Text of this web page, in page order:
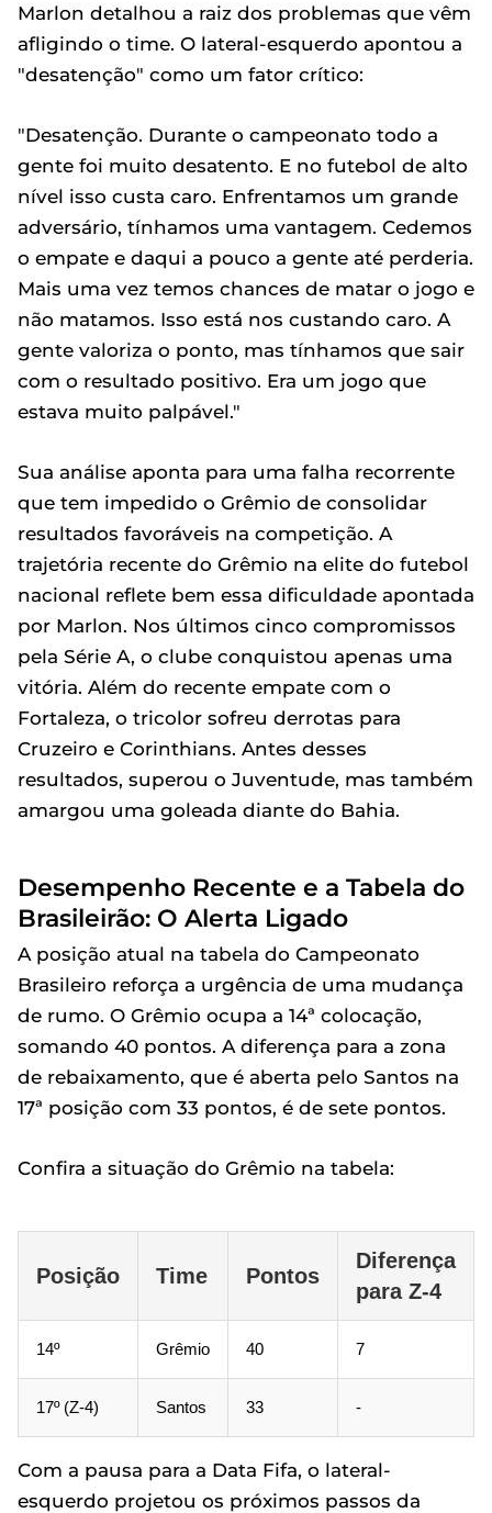
Marlon detalhou a raiz dos problemas que vêm
afligindo o time. O lateral-esquerdo apontou a
"desatenção" como um fator crítico:
"Desatenção. Durante o campeonato todo a
gente foi muito desatento. E no futebol de alto
nível isso custa caro. Enfrentamos um grande
adversário, tínhamos uma vantagem. Cedemos
o empate e daqui a pouco a gente até perderia.
Mais uma vez temos chances de matar o jogo e
não matamos. Isso está nos custando caro. A
gente valoriza o ponto, mas tínhamos que sair
com o resultado positivo. Era um jogo que
estava muito palpável."
Sua análise aponta para uma falha recorrente
que tem impedido o Grêmio de consolidar
resultados favoráveis na competição. A
trajetória recente do Grêmio na elite do futebol
nacional reflete bem essa dificuldade apontada
por Marlon. Nos últimos cinco compromissos
pela Série A, o clube conquistou apenas uma
vitória. Além do recente empate com o
Fortaleza, o tricolor sofreu derrotas para
Cruzeiro e Corinthians. Antes desses
resultados, superou o Juventude, mas também
amargou uma goleada diante do Bahia.
Desempenho Recente e a Tabela do
Brasileirão: O Alerta Ligado
A posição atual na tabela do Campeonato
Brasileiro reforça a urgência de uma mudança
de rumo. O Grêmio ocupa a 14ª colocação,
somando 40 pontos. A diferença para a zona
de rebaixamento, que é aberta pelo Santos na
17ª posição com 33 pontos, é de sete pontos.
Confira a situação do Grêmio na tabela:
Posição Time Pontos
Diferença
para Z-4
14º Grêmio 40 7
17º (Z-4) Santos 33 -
Com a pausa para a Data Fifa, o lateral-
esquerdo projetou os próximos passos da